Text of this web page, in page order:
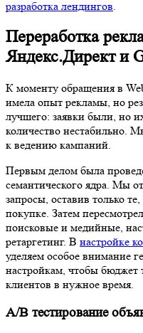
разработка лендингов
Переработка
Яндекс.Директ и
К моменту обращения в
имела опыт рекламы, но
лучшего: заявки были, но
количество нестабильно.
к ведению кампаний.
Первым делом была
семантического ядра. Мы
запросы, оставив только
покупке. Затем
поисковые и медийные,
ретаргетинг. В настройке
уделяем особое внимание
настройкам, чтобы бюджет
клиентов в нужное время.
A/B тестирование